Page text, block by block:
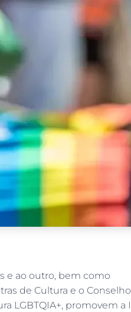
e ao outro, bem como
de Cultura e o Conselho
LGBTQIA+, promovem a I